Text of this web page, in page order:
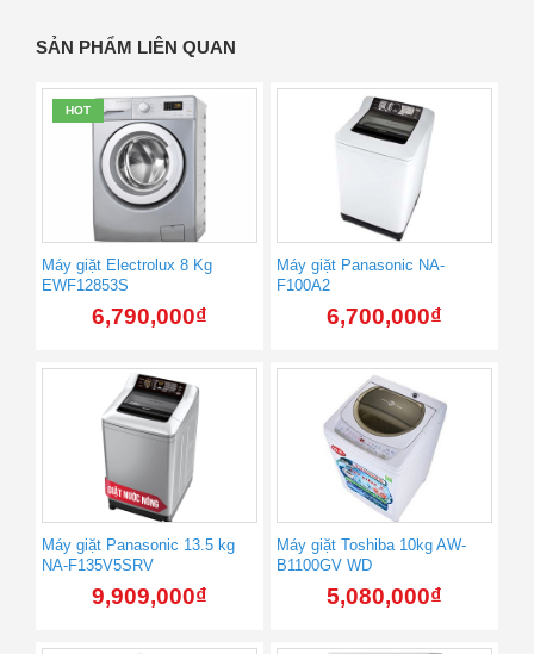
SẢN PHẨM LIÊN QUAN
HOT
Máy giặt Electrolux 8 Kg
EWF12853S
6,790,000₫
Máy giặt Panasonic NA-
F100A2
6,700,000₫
Máy giặt Panasonic 13.5 kg
NA-F135V5SRV
9,909,000₫
Máy giặt Toshiba 10kg AW-
B1100GV WD
5,080,000₫